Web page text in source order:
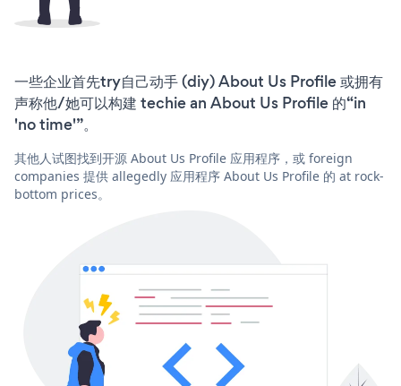
一些企业首先try自己动手 (diy) About Us Profile 或拥有
声称他/她可以构建 techie an About Us Profile 的“in
'no time'”。
其他人试图找到开源 About Us Profile 应用程序，或 foreign
companies 提供 allegedly 应用程序 About Us Profile 的 at rock-
bottom prices。